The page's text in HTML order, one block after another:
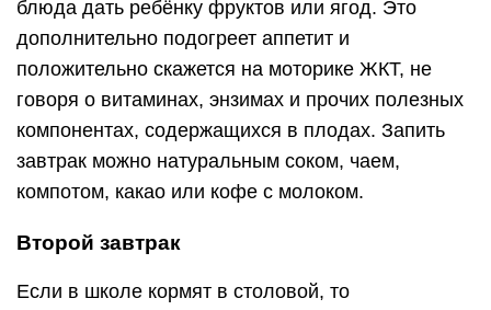
блюда дать ребёнку фруктов или ягод. Это
дополнительно подогреет аппетит и
положительно скажется на моторике ЖКТ, не
говоря о витаминах, энзимах и прочих полезных
компонентах, содержащихся в плодах. Запить
завтрак можно натуральным соком, чаем,
компотом, какао или кофе с молоком.
Второй завтрак
Если в школе кормят в столовой, то